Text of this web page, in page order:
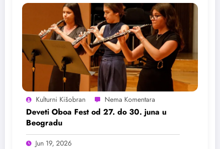
Kulturni Kišobran
Deveti Oboa Fest od 27. do 30. juna u
Beogradu
Jun 19, 2026